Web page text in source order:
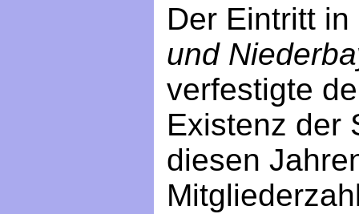
Der Eintritt
und
verfestigte
Existenz der
diesen